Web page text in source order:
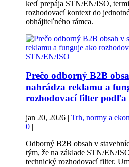
keď prepája STN/EN/ISO,
rozhodovací kontext do
obhájiteľného rámca.
Prečo odborný B2B
nahrádza reklamu a
rozhodovací filter podľa
jan 20, 2026 |Trh, normy a
0 |
Odborný B2B obsah v
tým, že na základe STN/EN/
technický rozhodovací filter.